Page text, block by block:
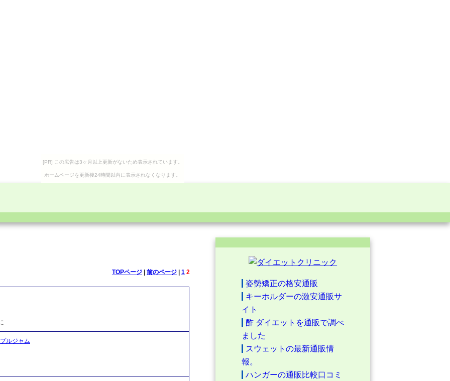
[PR] この広告は3ヶ月以上更新がないため表示されています。
ホームページを更新後24時間以内に表示されなくなります。
TOPページ| 前のページ| 1 2
ルジャム
姿勢矯正の格安通販
キーホルダーの激安通販サ
イト
酢 ダイエットを通販で調べ
ました
スウェットの最新通販情
報。
ハンガーの通販比較口コミ